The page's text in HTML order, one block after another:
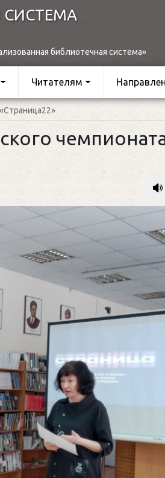
СИСТЕМА
библиотечная система»
Читателям
Клегг, Д.
Москва,
Представьте себе
футбольном поле,
соперничают лицом к
Кто из них
выход из сложной
щепетильной в